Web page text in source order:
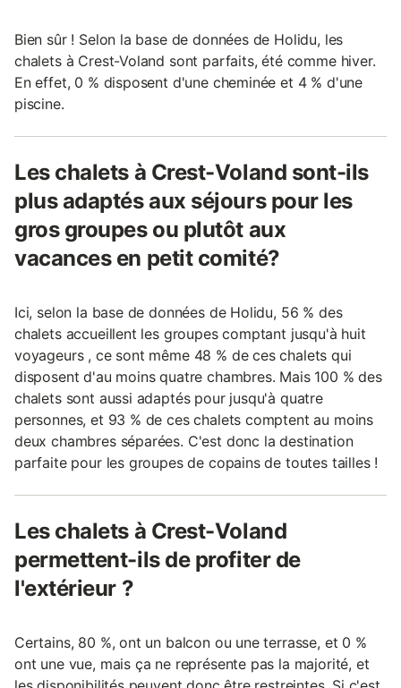
Bien sûr ! Selon la base de données de Holidu, les
chalets à Crest-Voland sont parfaits, été comme hiver.
En effet, 0 % disposent d'une cheminée et 4 % d'une
piscine.
Les chalets à Crest-Voland sont-ils
plus adaptés aux séjours pour les
gros groupes ou plutôt aux
vacances en petit comité?
Ici, selon la base de données de Holidu, 56 % des
chalets accueillent les groupes comptant jusqu'à huit
voyageurs , ce sont même 48 % de ces chalets qui
disposent d'au moins quatre chambres. Mais 100 % des
chalets sont aussi adaptés pour jusqu'à quatre
personnes, et 93 % de ces chalets comptent au moins
deux chambres séparées. C'est donc la destination
parfaite pour les groupes de copains de toutes tailles !
Les chalets à Crest-Voland
permettent-ils de profiter de
l'extérieur ?
Certains, 80 %, ont un balcon ou une terrasse, et 0 %
ont une vue, mais ça ne représente pas la majorité, et